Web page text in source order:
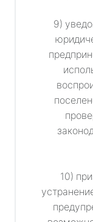
9)
10)